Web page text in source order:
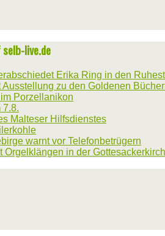
live.de
Erika Ring in den
Ausstellung zu den Goldenen
Porzellanikon
7.8.
Malteser Hilfsdienstes
warnt vor Telefonbetrügern
Orgelklängen in der